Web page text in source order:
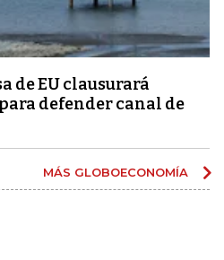
de EU clausurará
defender canal de
MÁS GLOBOECONOMÍA